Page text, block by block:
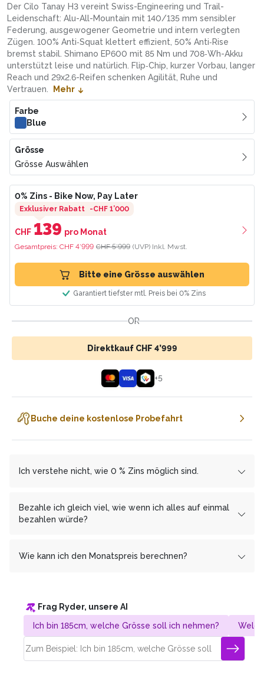
Der Cilo Tanay H3 vereint Swiss-Engineering und Trail-
Leidenschaft: Alu-All-Mountain mit 140/135 mm sensibler
Federung, ausgewogener Geometrie und intern verlegten
Zügen. 100% Anti‑Squat klettert effizient, 50% Anti‑Rise
bremst stabil. Shimano EP600 mit 85 Nm und 708‑Wh-Akku
unterstützt leise und natürlich. Flip‑Chip, kurzer Vorbau, langer
Reach und 29x2.6-Reifen schenken Agilität, Ruhe und
Vertrauen.
Mehr
Farbe
Blue
Grösse
Grösse Auswählen
0% Zins - Bike Now, Pay Later
Exklusiver Rabatt -CHF 1’000
CHF 139 pro Monat
Gesamtpreis: CHF 4’999 CHF 5’999 (UVP) Inkl. Mwst.
Bitte eine Grösse auswählen
Garantiert tiefster mtl. Preis bei 0% Zins
OR
Direktkauf CHF 4’999
+5
Buche deine kostenlose Probefahrt
Ich verstehe nicht, wie 0 % Zins möglich sind.
cembrapay.ch und MF Group zusammen, welcher es uns
ermöglicht, dir die Ratenzahlung zinsfrei anzubieten.
Anteil des Gewinns. Diesen Weg haben wir bewusst
Bezahle ich gleich viel, wie wenn ich alles auf einmal
bezahlen würde?
mehr, als wenn Du alles auf einmal bezahlst.
Wie kann ich den Monatspreis berechnen?
Gesamtpreis: CHF 4’320.
Dauer des Plans: 36 Monate
Monatsrate: CHF 120 (4’320/36)
Frag Ryder, unsere AI
Ich bin 185cm, welche Grösse soll ich nehmen?